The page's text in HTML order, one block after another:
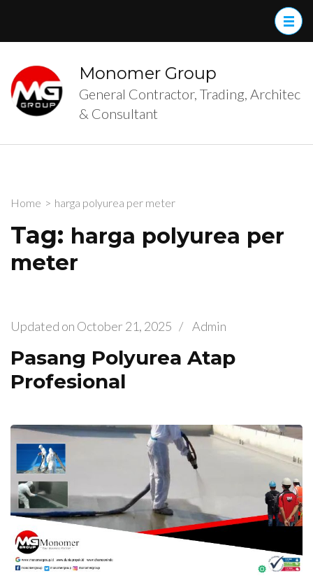
(Press
Enter)
Monomer Group
General Contractor, Trading, Architec
& Consultant
Home > harga polyurea per meter
Tag: harga polyurea per
meter
Updated on October 21, 2025 / Admin
Pasang Polyurea Atap
Profesional